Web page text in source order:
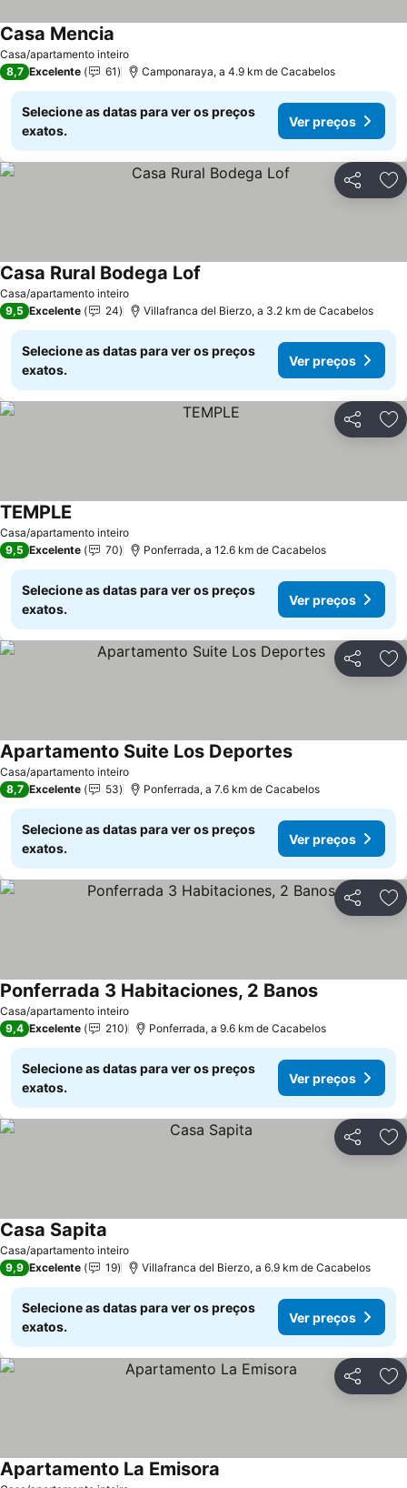
Casa/apartamento inteiro
Casa Mencia
8,7 Excelente 61 Camponaraya, a 4.9 km de Cacabelos
Selecione as datas para ver os preços
exatos.
Ver preços
Partilhar
Casa/apartamento inteiro
Casa Rural Bodega Lof
9,5 Excelente 24 Villafranca del Bierzo, a 3.2 km de Cacabelos
Selecione as datas para ver os preços
exatos.
Ver preços
Partilhar
Casa/apartamento inteiro
TEMPLE
9,5 Excelente 70 Ponferrada, a 12.6 km de Cacabelos
Selecione as datas para ver os preços
exatos.
Ver preços
Partilhar
Casa/apartamento inteiro
Apartamento Suite Los DeportesVer preços
8,7 Excelente 53 Ponferrada, a 7.6 km de Cacabelos
Selecione as datas para ver os preços
exatos.
Ver preços
Partilhar
Casa/apartamento inteiro
Ponferrada 3 Habitaciones, 2 BanosVer preços
9,4 Excelente 210 Ponferrada, a 9.6 km de Cacabelos
Selecione as datas para ver os preços
exatos.
Ver preços
Partilhar
Casa/apartamento inteiro
Casa Sapita
9,9 Excelente 19 Villafranca del Bierzo, a 6.9 km de Cacabelos
Selecione as datas para ver os preços
exatos.
Ver preços
Partilhar
Apartamento La Emisora